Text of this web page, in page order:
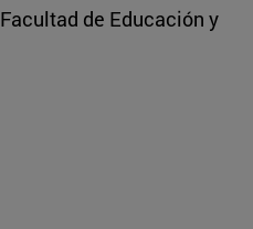
de Educación y